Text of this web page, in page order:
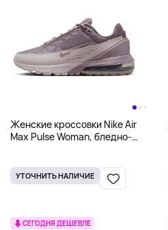
Женские кроссовки Nike Air
Max Pulse Woman, бледно-
УТОЧНИТЬ НАЛИЧИЕ
СЕГОДНЯ ДЕШЕВЛЕ